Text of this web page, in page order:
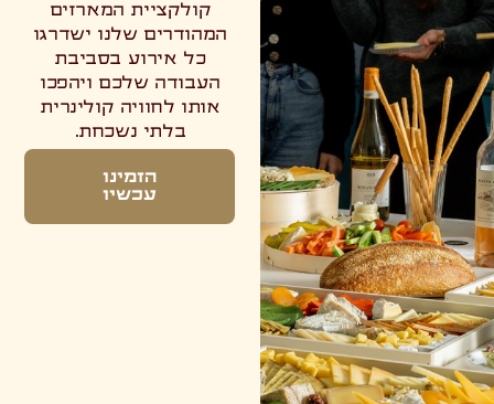
קולקציית המארזים
המהודרים שלנו ישדרגו
כל אירוע בסביבת
העבודה שלכם ויהפכו
אותו לחוויה קולינרית
בלתי נשכחת.​
הזמינו
עכשיו